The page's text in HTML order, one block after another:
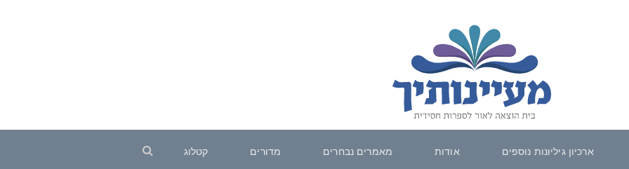
ארכיון גיליונות נוספים אודות מאמרים נבחרים מדורים קטלוג